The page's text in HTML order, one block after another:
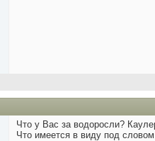
Что у Вас за водоросли?
Что имеется в виду под